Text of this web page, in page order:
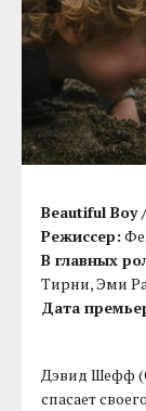
Beautiful Boy
Режиссер:
В главных
Тирни, Эми
Дата
Дэвид Шефф
спасает